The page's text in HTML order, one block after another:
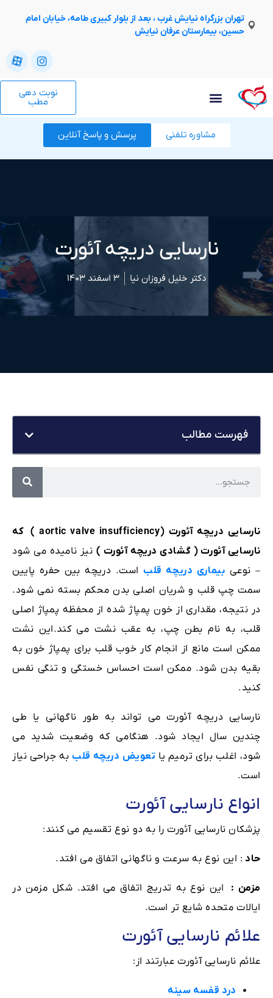
تهران بزرگراه نیایش غرب ، بعد از بلوار کبیری طامه، خیابان امام
حسین، بیمارستان عرفان نیایش
نوبت دهی
مطب
مشاوره تلفنی پرسش و پاسخ آنلاین
نارسایی دریچه آئورت
دکتر خلیل فروزان نیا ۳ اسفند ۱۴۰۳
نارسایی دریچه آئورت (aortic valve insufficiency ) که
نارسایی آئورت ( گشادی دریچه آئورت ) نیز نامیده می شود
– نوعی بیماری دریچه قلباست. دریچه بین حفره پایین
سمت چپ قلب و شریان اصلی بدن محکم بسته نمی شود.
در نتیجه، مقداری از خون پمپاژ شده از محفظه پمپاژ اصلی
قلب، به نام بطن چپ، به عقب نشت می کند.این نشت
ممکن است مانع از انجام کار خوب قلب برای پمپاژ خون به
بقیه بدن شود. ممکن است احساس خستگی و تنگی نفس
کنید.
نارسایی دریچه آئورت می تواند به طور ناگهانی یا طی
چندین سال ایجاد شود. هنگامی که وضعیت شدید می
شود، اغلب برای ترمیم یا تعویض دریچه قلببه جراحی نیاز
است.
انواع نارسایی آئورت
پزشکان نارسایی آئورت را به دو نوع تقسیم می کنند:
حاد : این نوع به سرعت و ناگهانی اتفاق می افتد.
مزمن : این نوع به تدریج اتفاق می افتد. شکل مزمن در
ایالات متحده شایع تر است.
علائم نارسایی آئورت
علائم نارسایی آئورت عبارتند از:
درد قفسه سینه
فهرست مطالب